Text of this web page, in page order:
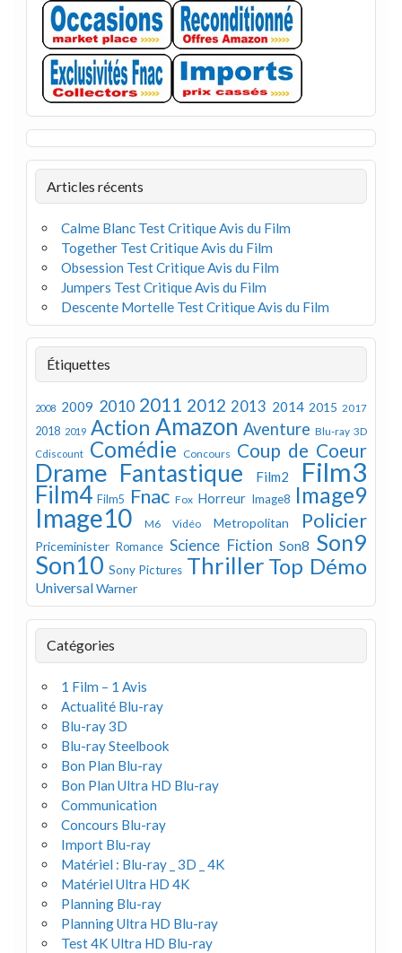
Articles récents
Calme Blanc Test Critique Avis du Film
Together Test Critique Avis du Film
Obsession Test Critique Avis du Film
Jumpers Test Critique Avis du Film
Descente Mortelle Test Critique Avis du Film
Étiquettes
2008 2009 2010 2011 2012 2013 2014 2015 2017
2018 2019 Action Amazon Aventure Blu-ray 3D
Cdiscount Comédie Concours Coup de Coeur
Drame Fantastique Film2 Film3
Film4 Film5 Fnac Fox Horreur Image8 Image9
Image10 M6 Vidéo Metropolitan Policier
Priceminister Romance Science Fiction Son8 Son9
Son10 Sony Pictures Thriller Top Démo
UniversalWarner
Catégories
1 Film – 1 Avis
Actualité Blu-ray
Blu-ray 3D
Blu-ray Steelbook
Bon Plan Blu-ray
Bon Plan Ultra HD Blu-ray
Communication
Concours Blu-ray
Import Blu-ray
Matériel : Blu-ray _ 3D _ 4K
Matériel Ultra HD 4K
Planning Blu-ray
Planning Ultra HD Blu-ray
Test 4K Ultra HD Blu-ray